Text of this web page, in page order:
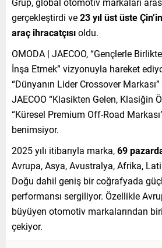
gerçekleştirdi ve23 yıl üst üste
araç ihracatçısıoldu.
OMODA | JAECOO, “Gençlerle
İnşa Etmek” vizyonuyla hareket
“Dünyanın Lider Crossover
JAECOO “Klasikten Gelen, Klasiğin
“Küresel Premium Off-Road
benimsiyor.
2025 yılı itibarıyla marka,69
Avrupa, Asya, Avustralya, Afrika,
Doğu dahil geniş bir coğrafyada
performansı sergiliyor. Özellikle
büyüyen otomotiv markalarından
çekiyor.